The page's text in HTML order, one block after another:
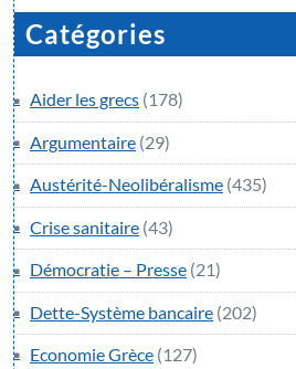
Catégories
Aider les grecs (178)
Argumentaire (29)
Austérité-Neolibéralisme (435)
Crise sanitaire (43)
Démocratie – Presse (21)
Dette-Système bancaire (202)
Economie Grèce (127)